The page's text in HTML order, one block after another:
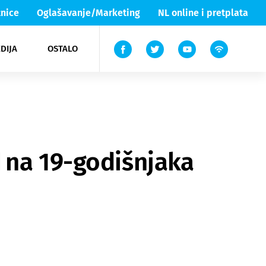
Oglašavanje/Marketing NL online i pretplata
OSTALO
Lika & Senj
TV
19-godišnjaka